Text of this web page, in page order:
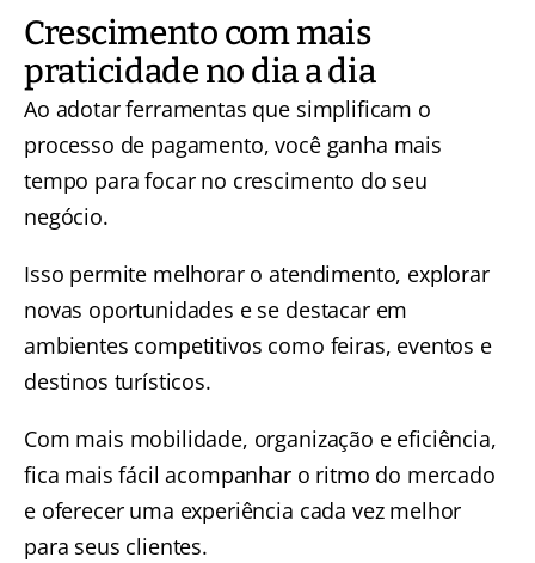
Crescimento com mais
praticidade no dia a dia
Ao adotar ferramentas que simplificam o
processo de pagamento, você ganha mais
tempo para focar no crescimento do seu
negócio.
Isso permite melhorar o atendimento, explorar
novas oportunidades e se destacar em
ambientes competitivos como feiras, eventos e
destinos turísticos.
Com mais mobilidade, organização e eficiência,
fica mais fácil acompanhar o ritmo do mercado
e oferecer uma experiência cada vez melhor
para seus clientes.